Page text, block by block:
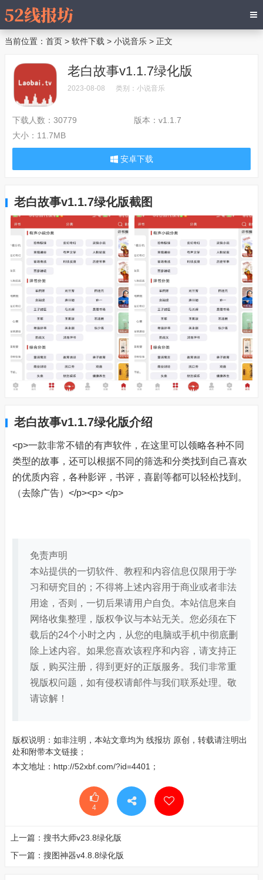
当前位置： 首页 > 软件下载 > 小说音乐 > 正文
老白故事v1.1.7绿化版
2023-08-08 类别：小说音乐
下载人数： 30779 版本： v1.1.7
大小： 11.7MB
安卓下载
老白故事v1.1.7绿化版截图
老白故事v1.1.7绿化版介绍
<p>一款非常不错的有声软件，在这里可以领略各种不同
类型的故事，还可以根据不同的筛选和分类找到自己喜欢
的优质内容，各种影评，书评，喜剧等都可以轻松找到。
（去除广告）</p><p> </p>
免责声明
本站提供的一切软件、教程和内容信息仅限用于学
习和研究目的；不得将上述内容用于商业或者非法
用途，否则，一切后果请用户自负。本站信息来自
网络收集整理，版权争议与本站无关。您必须在下
载后的24个小时之内，从您的电脑或手机中彻底删
除上述内容。如果您喜欢该程序和内容，请支持正
版，购买注册，得到更好的正版服务。我们非常重
视版权问题，如有侵权请邮件与我们联系处理。敬
请谅解！
版权说明：如非注明，本站文章均为 线报坊 原创，转载请注明出
处和附带本文链接；
本文地址： http://52xbf.com/?id=4401 ；
4
上一篇： 搜书大师v23.8绿化版
下一篇： 搜图神器v4.8.8绿化版